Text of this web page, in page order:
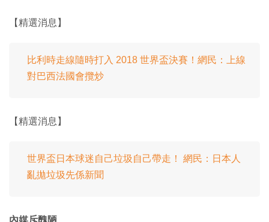
【精選消息】
比利時走線隨時打入 2018 世界盃決賽！網民：上線
對巴西法國會攬炒
【精選消息】
世界盃日本球迷自己垃圾自己帶走！ 網民：日本人
亂拋垃圾先係新聞
內媒斥醜陋